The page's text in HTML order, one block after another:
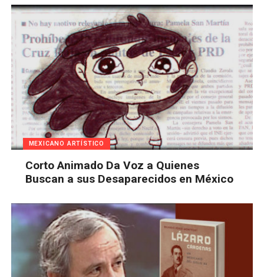
MEXICANO ARTÍSTICO
Corto Animado Da Voz a Quienes
Buscan a sus Desaparecidos en México